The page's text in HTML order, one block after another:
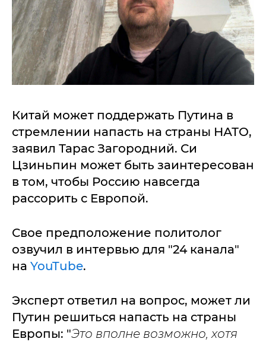
Китай может поддержать Путина в
стремлении напасть на страны НАТО,
заявил Тарас Загородний. Си
Цзиньпин может быть заинтересован
в том, чтобы Россию навсегда
рассорить с Европой.
Свое предположение политолог
озвучил в интервью для "24 канала"
на YouTube.
Эксперт ответил на вопрос, может ли
Путин решиться напасть на страны
Европы: "Это вполне возможно, хотя